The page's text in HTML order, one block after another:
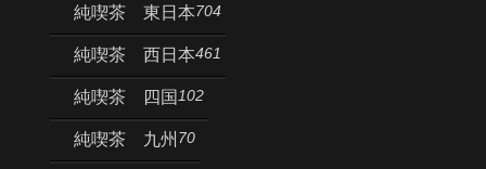
純喫茶 東日本704
純喫茶 西日本461
純喫茶 四国 102
純喫茶 九州 70